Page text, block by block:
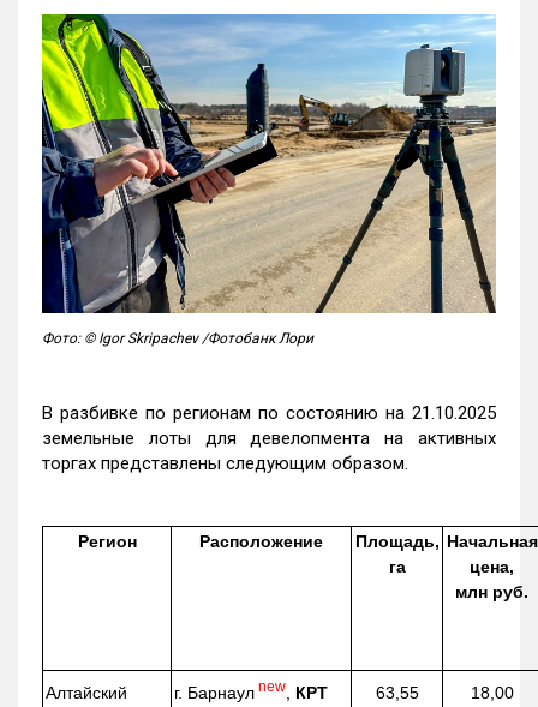
Фото: © Igor Skripachev /Фотобанк Лори
В разбивке по регионам по состоянию на 21.10.2025
земельные лоты для девелопмента на активных
торгах представлены следующим образом.
Регион Расположение
Площадь,
га
Начальная
цена,
млн руб.
Алтайский
г. Барнаул new КРТ 63,55 18,00